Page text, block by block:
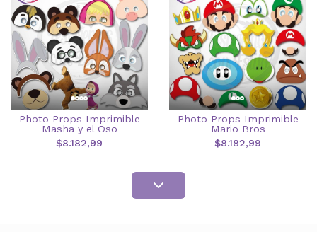
Photo Props Imprimible
Masha y el Oso
$8.182,99
Photo Props Imprimible
Mario Bros
$8.182,99